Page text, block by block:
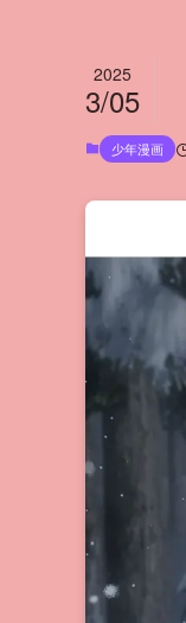
2025
3/05
少年漫画